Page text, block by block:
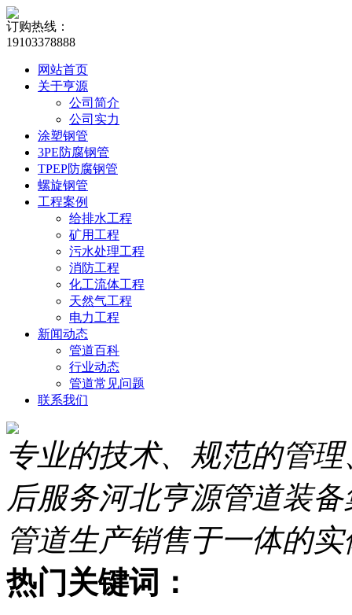
订购热线：
19103378888
网站首页
关于亨源
公司简介
公司实力
涂塑钢管
3PE防腐钢管
TPEP防腐钢管
螺旋钢管
工程案例
给排水工程
矿用工程
污水处理工程
消防工程
化工流体工程
天然气工程
电力工程
新闻动态
管道百科
行业动态
管道常见问题
联系我们
专业的技术、规范的管
后服务河北亨源管道装
管道生产销售于一体的
热门关键词：